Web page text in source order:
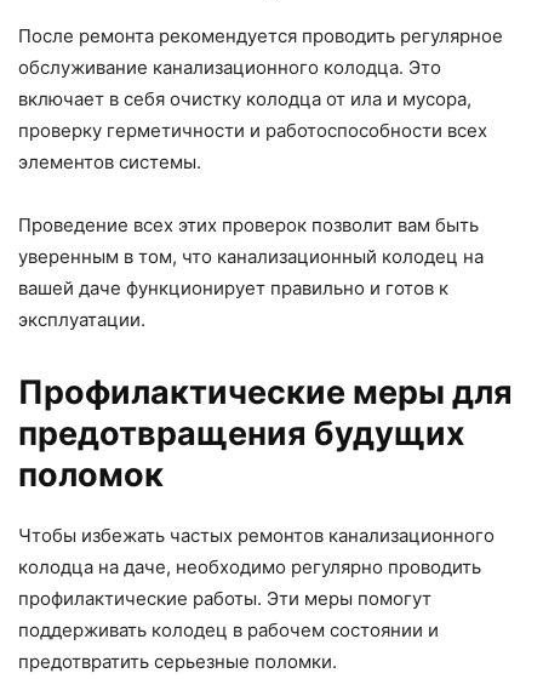
После ремонта рекомендуется проводить регулярное
обслуживание канализационного колодца. Это
включает в себя очистку колодца от ила и мусора,
проверку герметичности и работоспособности всех
элементов системы.
Проведение всех этих проверок позволит вам быть
уверенным в том, что канализационный колодец на
вашей даче функционирует правильно и готов к
эксплуатации.
Профилактические меры для
предотвращения будущих
поломок
Чтобы избежать частых ремонтов канализационного
колодца на даче, необходимо регулярно проводить
профилактические работы. Эти меры помогут
поддерживать колодец в рабочем состоянии и
предотвратить серьезные поломки.